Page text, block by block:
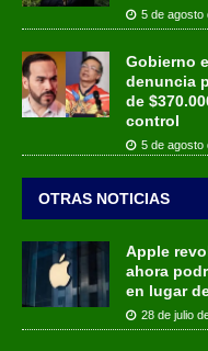
5 de agosto
Gobierno
denuncia
de
control
5 de agosto
OTRAS NOTICIAS
Apple
ahora
en lugar
28 de julio